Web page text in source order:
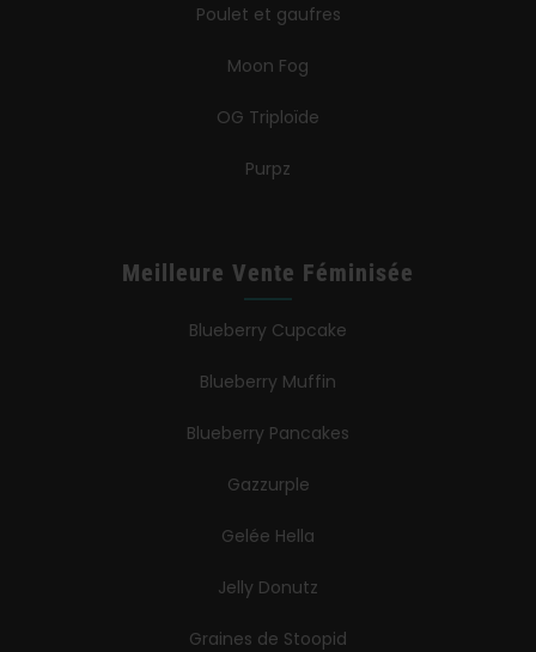
Poulet et gaufres
Moon Fog
OG Triploïde
Purpz
Meilleure Vente Féminisée
Blueberry Cupcake
Blueberry Muffin
Blueberry Pancakes
Gazzurple
Gelée Hella
Jelly Donutz
Graines de Stoopid